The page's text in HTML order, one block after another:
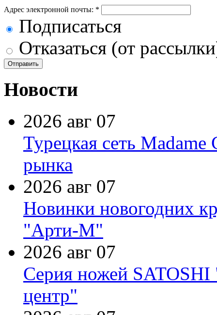
Адрес электронной почты: *
Подписаться
Отказаться (от
Новости
2026 авг 07
Турецкая сеть Madame
рынка
2026 авг 07
Новинки новогодних
"Арти-М"
2026 авг 07
Серия ножей
центр"